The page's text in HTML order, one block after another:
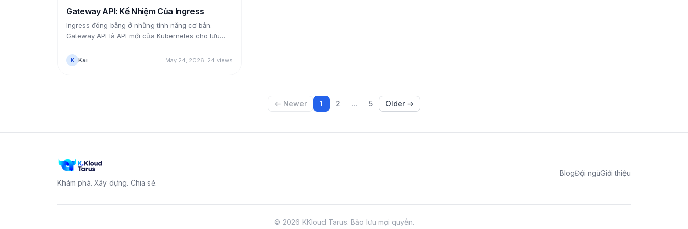
ra chỉ là một lần tra map.
Gateway API: Kế Nhiệm Của Ingress
Ingress đóng băng ở những tính năng cơ bản.
Gateway API là API mới của Kubernetes cho lưu
các object riêng, và làm được những thứ Ingress
không làm: chia lưu lượng theo trọng số, khớp theo
K Kai May 24, 2026· 24 views
← Newer 1 2 … 5 Older →
Khám phá. Xây dựng. Chia sẻ.
BlogĐội ngũGiới thiệu
© 2026 KKloud Tarus. Bảo lưu mọi quyền.